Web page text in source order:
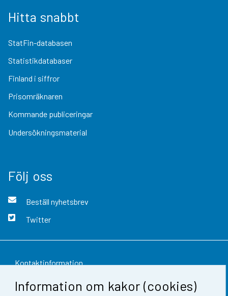
Information om kakor (cookies)
Hitta snabbt
StatFin-databasen
Statistikdatabaser
Finland i siffror
Prisomräknaren
Kommande publiceringar
Undersökningsmaterial
Följ oss
Beställ nyhetsbrev
Twitter
Kontaktinformation
Respons